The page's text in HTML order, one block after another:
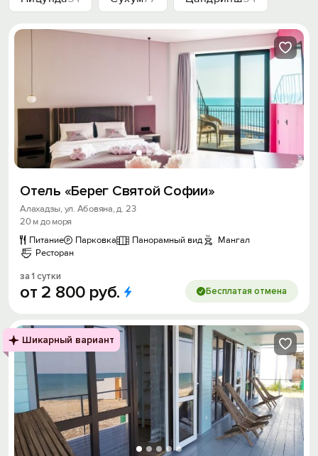
Отель «Берег Святой Софии»
Алахадзы, ул. Абовяна, д. 23
20 м до моря
Питание
Парковка Панорамный вид
Мангал
Ресторан
за 1 сутки
от 2 800 руб. Бесплатая отмена
Шикарный вариант